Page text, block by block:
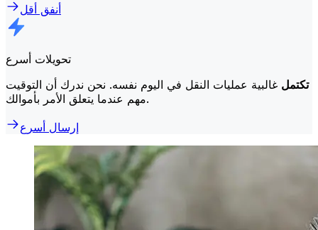
أنفق أقل
تحويلات أسرع
تكتمل غالبية عمليات النقل في اليوم نفسه. نحن ندرك أن التوقيت
مهم عندما يتعلق الأمر بأموالك.
إرسال أسرع